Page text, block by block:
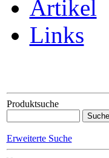
Artikel
Links
Produktsuche
Erweiterte Suche